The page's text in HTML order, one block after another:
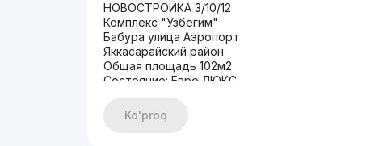
НОВОСТРОЙКА 3/10/12
Комплекс "Узбегим"
Бабура улица Аэропорт
Яккасарайский район
Общая площадь 102м2
Состояние: Евро ЛЮКС
Мебелью и ТЕХНИКОЙ
ЦЕНА: 235.000$
Ko'proq